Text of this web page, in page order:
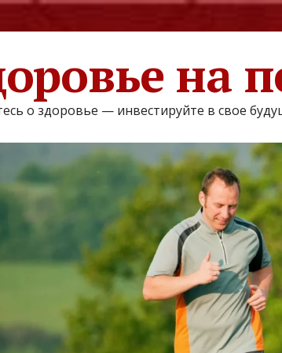
на
о здоровье — инвестируйте в свое